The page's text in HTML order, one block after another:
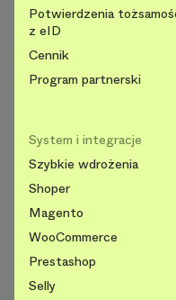
Potwierdzenia
z eID
Cennik
Program partnerski
System i integracje
Szybkie wdrożenia
Shoper
Magento
WooCommerce
Prestashop
Selly